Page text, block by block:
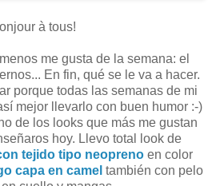
à tous!
me gusta de la semana: el
En fin, qué se le va a hacer.
porque todas las semanas de mi
mejor llevarlo con buen humor :-)
de los looks que más me gustan
hoy. Llevo total look de
tejido tipo neopreno en color
capa en camel también con pelo